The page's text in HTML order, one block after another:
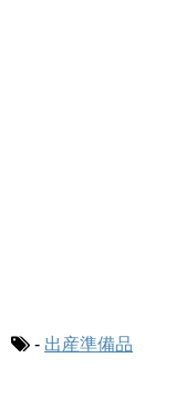
- 出産準備品